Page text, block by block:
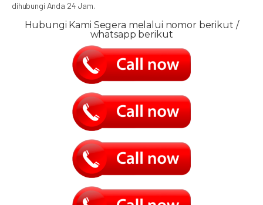
dihubungi Anda 24 Jam.
Hubungi Kami Segera melalui nomor berikut /
whatsapp berikut